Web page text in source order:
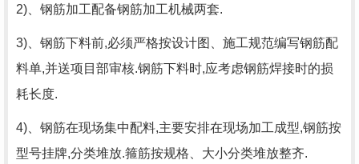
2)、钢筋加工配备钢筋加工机械两套.
3)、钢筋下料前,必须严格按设计图、施工规范编写钢筋配
料单,并送项目部审核.钢筋下料时,应考虑钢筋焊接时的损
耗长度.
4)、钢筋在现场集中配料,主要安排在现场加工成型,钢筋按
型号挂牌,分类堆放.箍筋按规格、大小分类堆放整齐.